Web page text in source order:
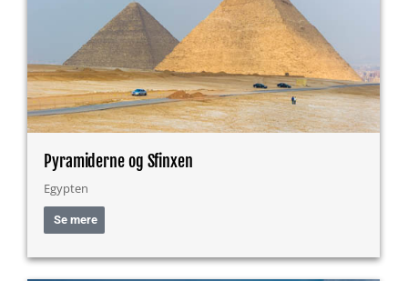
Pyramiderne og Sfinxen
Egypten
Se mere